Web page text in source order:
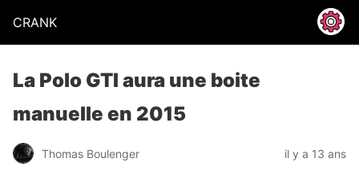
CRANK
La Polo GTI aura une boite
manuelle en 2015
Thomas Boulenger il y a 13 ans